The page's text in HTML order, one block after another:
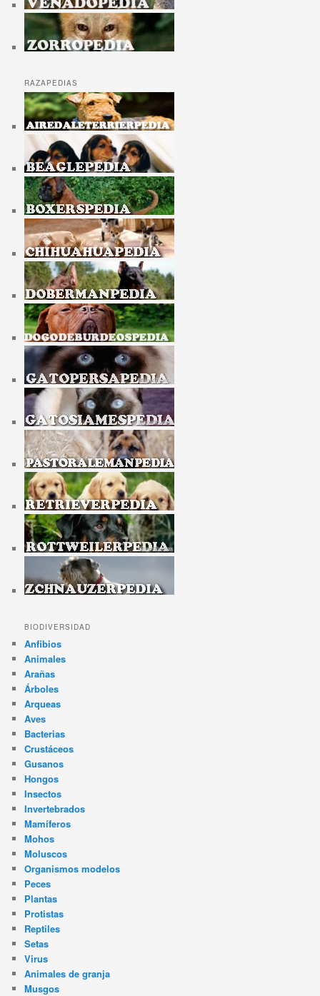
RAZAPEDIAS
BIODIVERSIDAD
Anfibios
Animales
Arañas
Árboles
Arqueas
Aves
Bacterias
Crustáceos
Gusanos
Hongos
Insectos
Invertebrados
Mamíferos
Mohos
Moluscos
Organismos modelos
Peces
Plantas
Protistas
Reptiles
Setas
Virus
Animales de granja
Musgos